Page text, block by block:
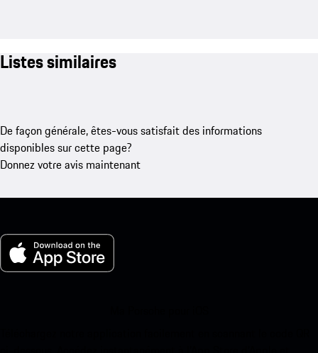
Listes similaires
De façon générale, êtes-vous satisfait des informations
disponibles sur cette page?
Donnez votre avis maintenant